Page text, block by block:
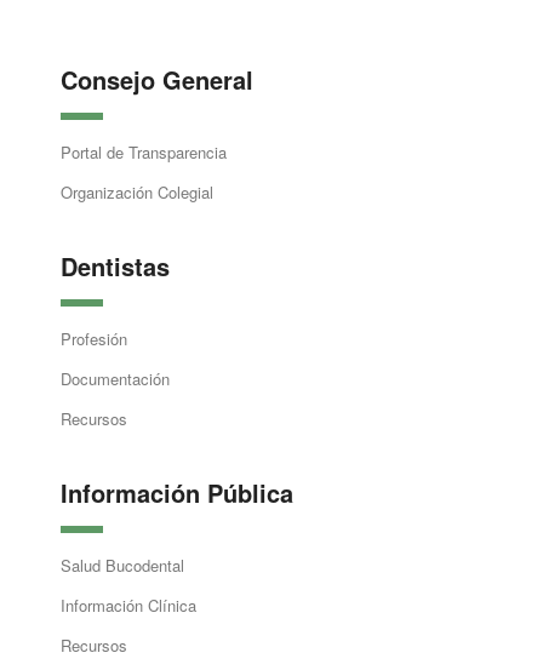
Consejo General
Portal de Transparencia
Organización Colegial
Dentistas
Profesión
Documentación
Recursos
Información Pública
Salud Bucodental
Información Clínica
Recursos